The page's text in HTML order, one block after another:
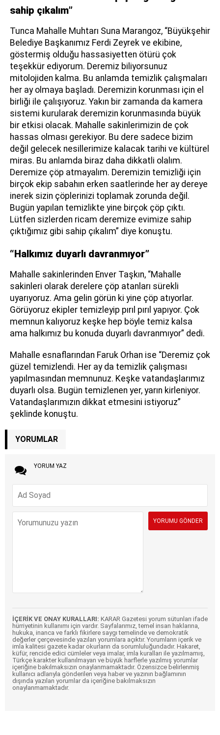
sahip çıkalım”
Tunca Mahalle Muhtarı Suna Marangoz, “Büyükşehir
Belediye Başkanımız Ferdi Zeyrek ve ekibine,
göstermiş olduğu hassasiyetten ötürü çok
teşekkür ediyorum. Deremiz biliyorsunuz
mitolojiden kalma. Bu anlamda temizlik çalışmaları
her ay olmaya başladı. Deremizin korunması için el
birliği ile çalışıyoruz. Yakın bir zamanda da kamera
sistemi kurularak deremizin korunmasında büyük
bir etkisi olacak. Mahalle sakinlerimizin de çok
hassas olması gerekiyor. Bu dere sadece bizim
değil gelecek nesillerimize kalacak tarihi ve kültürel
miras. Bu anlamda biraz daha dikkatli olalım.
Deremize çöp atmayalım. Deremizin temizliği için
birçok ekip sabahın erken saatlerinde her ay dereye
inerek sizin çöplerinizi toplamak zorunda değil.
Bugün yapılan temizlikte yine birçok çöp çıktı.
Lütfen sizlerden ricam deremize evimize sahip
çıktığımız gibi sahip çıkalım” diye konuştu.
“Halkımız duyarlı davranmıyor”
Mahalle sakinlerinden Enver Taşkın, “Mahalle
sakinleri olarak derelere çöp atanları sürekli
uyarıyoruz. Ama gelin görün ki yine çöp atıyorlar.
Görüyoruz ekipler temizleyip pırıl pırıl yapıyor. Çok
memnun kalıyoruz keşke hep böyle temiz kalsa
ama halkımız bu konuda duyarlı davranmıyor” dedi.
Mahalle esnaflarından Faruk Orhan ise “Deremiz çok
güzel temizlendi. Her ay da temizlik çalışması
yapılmasından memnunuz. Keşke vatandaşlarımız
duyarlı olsa. Bugün temizlenen yer, yarın kirleniyor.
Vatandaşlarımızın dikkat etmesini istiyoruz”
şeklinde konuştu.
YORUMLAR
YORUM YAZ
İÇERİK VE ONAY KURALLARI: KARAR Gazetesi yorum sütunları ifade
hürriyetinin kullanımı için vardır. Sayfalarımız, temel insan haklarına,
hukuka, inanca ve farklı fikirlere saygı temelinde ve demokratik
değerler çerçevesinde yazılan yorumlara açıktır. Yorumların içerik ve
imla kalitesi gazete kadar okurların da sorumluluğundadır. Hakaret,
küfür, rencide edici cümleler veya imalar, imla kuralları ile yazılmamış,
Türkçe karakter kullanılmayan ve büyük harflerle yazılmış yorumlar
içeriğine bakılmaksızın onaylanmamaktadır. Özensizce belirlenmiş
kullanıcı adlarıyla gönderilen veya haber ve yazının bağlamının
dışında yazılan yorumlar da içeriğine bakılmaksızın
onaylanmamaktadır.